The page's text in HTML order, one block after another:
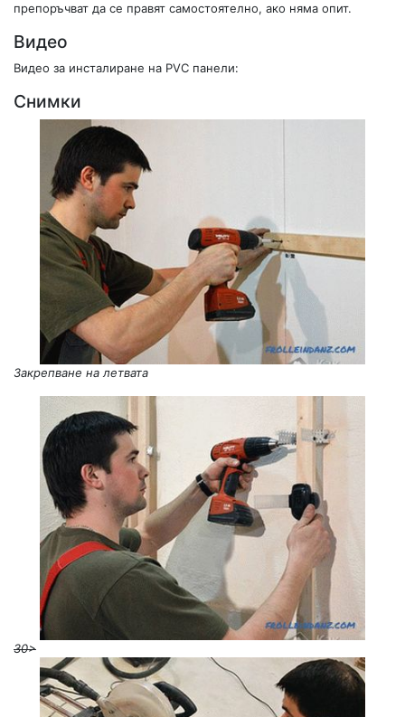
препоръчват да се правят самостоятелно, ако няма опит.
Видео
Видео за инсталиране на PVC панели:
Снимки
Закрепване на летвата
30>